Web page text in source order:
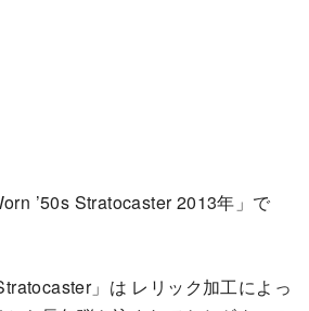
’50s Stratocaster 2013年」で
」は レリック加工によっ